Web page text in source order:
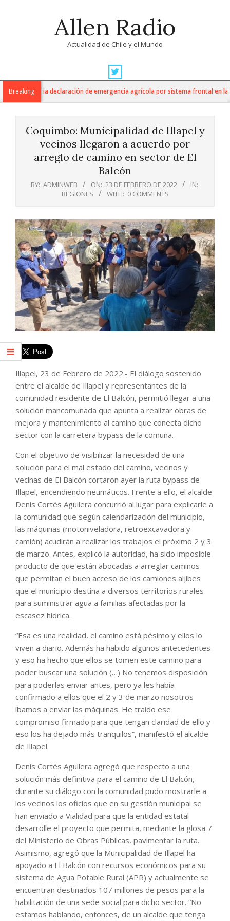
Allen Radio
Actualidad de Chile y el Mundo
Navigation
MenuBreaking
anuncia declaración de emergencia agrícola por sistema frontal en la
Coquimbo: Municipalidad de Illapel y
vecinos llegaron a acuerdo por
arreglo de camino en sector de El
Balcón
BY: ADMINWEB ON: 23 DE FEBRERO DE 2022
IN:
REGIONES
WITH: 0 COMMENTS
Illapel, 23 de Febrero de 2022.- El diálogo sostenido
entre el alcalde de Illapel y representantes de la
comunidad residente de El Balcón, permitió llegar a una
solución mancomunada que apunta a realizar obras de
mejora y mantenimiento al camino que conecta dicho
sector con la carretera bypass de la comuna.
Con el objetivo de visibilizar la necesidad de una
solución para el mal estado del camino, vecinos y
vecinas de El Balcón cortaron ayer la ruta bypass de
Illapel, encendiendo neumáticos. Frente a ello, el alcalde
Denis Cortés Aguilera concurrió al lugar para explicarle a
la comunidad que según calendarización del municipio,
las máquinas (motoniveladora, retroexcavadora y
camión) acudirán a realizar los trabajos el próximo 2 y 3
de marzo. Antes, explicó la autoridad, ha sido imposible
producto de que están abocadas a arreglar caminos
que permitan el buen acceso de los camiones aljibes
que el municipio destina a diversos territorios rurales
para suministrar agua a familias afectadas por la
escasez hídrica.
“Esa es una realidad, el camino está pésimo y ellos lo
viven a diario. Además ha habido algunos antecedentes
y eso ha hecho que ellos se tomen este camino para
poder buscar una solución (…) No tenemos disposición
para poderlas enviar antes, pero ya les había
confirmado a ellos que el 2 y 3 de marzo nosotros
íbamos a enviar las máquinas. He traído ese
compromiso firmado para que tengan claridad de ello y
eso los ha dejado más tranquilos”, manifestó el alcalde
de Illapel.
Denis Cortés Aguilera agregó que respecto a una
solución más definitiva para el camino de El Balcón,
durante su diálogo con la comunidad pudo mostrarle a
los vecinos los oficios que en su gestión municipal se
han enviado a Vialidad para que la entidad estatal
desarrolle el proyecto que permita, mediante la glosa 7
del Ministerio de Obras Públicas, pavimentar la ruta.
Asimismo, agregó que la Municipalidad de Illapel ha
apoyado a El Balcón con recursos económicos para su
sistema de Agua Potable Rural (APR) y actualmente se
encuentran destinados 107 millones de pesos para la
habilitación de una sede social para dicho sector. “No
estamos hablando, entonces, de un alcalde que tenga